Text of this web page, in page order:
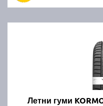
Летни гуми